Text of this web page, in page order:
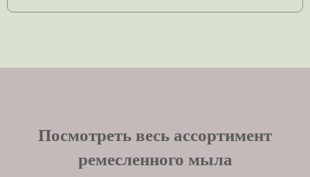
Посмотреть весь ассортимент
ремесленного мыла